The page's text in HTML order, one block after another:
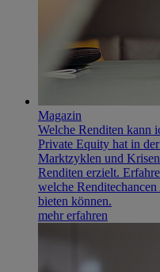
Magazin
Welche Renditen kann
Private Equity hat in
Marktzyklen und
Renditen erzielt.
welche
bieten können.
mehr erfahren